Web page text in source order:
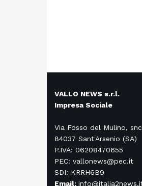
VALLO NEWS s.r.l.
Impresa Sociale
Via Fosso del Mulino, snc
84037 Sant'Arsenio (SA)
P.IVA: 06208470655
PEC: vallonews@pec.it
SDI: KRRH6B9
Email: